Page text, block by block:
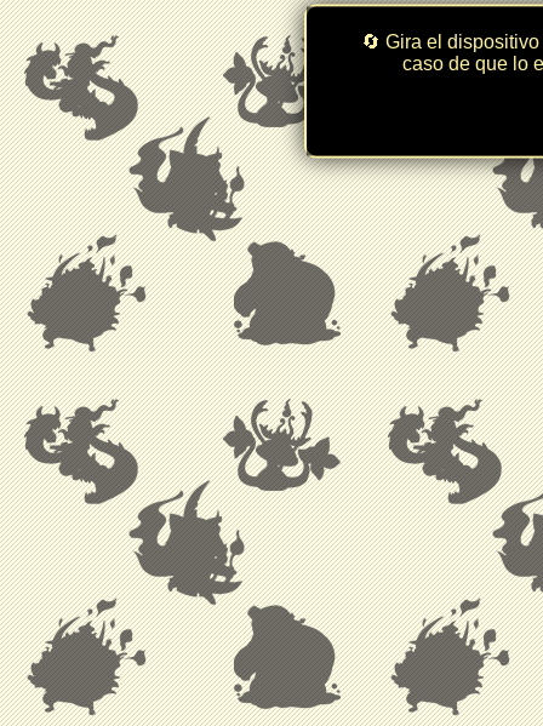
🔄 Gira el
caso de que lo